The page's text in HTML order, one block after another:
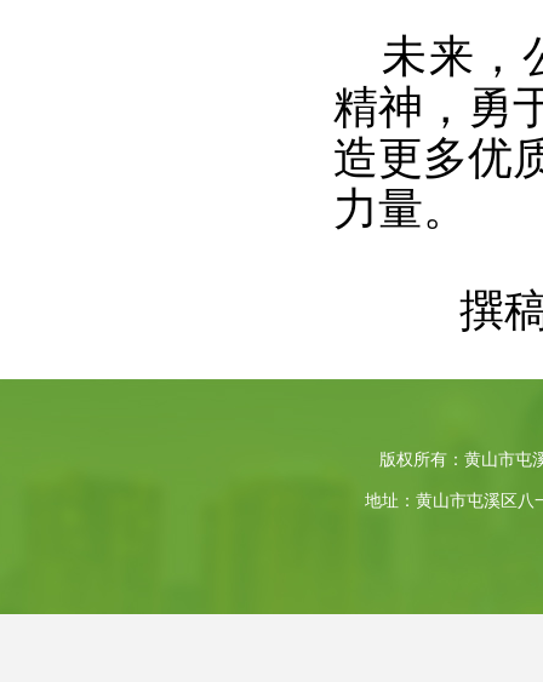
未来，
精神，勇
造更多优
力量。
撰
版权所有：黄山市
地址：黄山市屯溪区八